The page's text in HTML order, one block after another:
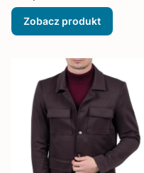
Zobacz produkt